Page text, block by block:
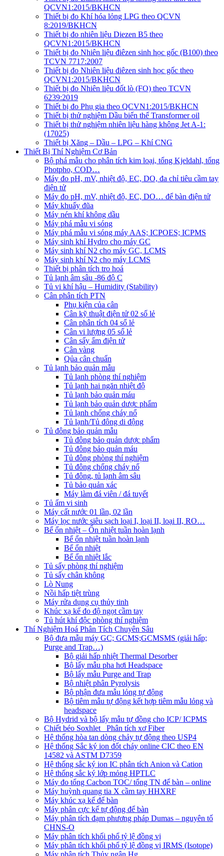
QCVN1:2015/BKHCN
Thiết bị đo Khí hóa lỏng LPG theo QCVN
8:2019/BKHCN
Thiết bị đo nhiên liệu Diezen B5 theo
QCVN1:2015/BKHCN
Thiết bị đo Nhiên liệu điêzen sinh học gốc (B100) theo
TCVN 7717:2007
Thiết bị đo Nhiên liệu điêzen sinh học gốc theo
QCVN1:2015/BKHCN
Thiết bị đo Nhiên liệu đốt lò (FO) theo TCVN
6239:2019
Thiết bị đo Phụ gia theo QCVN1:2015/BKHCN
Thiết bị thử nghiệm Dầu biến thế Transformer oil
Thiết bị thử nghiệm nhiên liệu hàng không Jet A-1:
(17025)
Thiết bị Xăng – Dầu – LPG – Khí CNG
Thiết Bị Thí Nghiệm Cơ Bản
Bộ phá mẫu cho phân tích kim loại, tổng Kjeldahl, tổng
Photpho, COD…
Máy đo pH, mV, nhiệt độ, EC, DO, đa chỉ tiêu cầm tay
điện tử
Máy đo pH, mV, nhiệt độ, EC, DO… để bàn điện tử
Máy khuấy đũa
Máy nén khí không dầu
Máy phá mẫu vi sóng
Máy phá mẫu vi sóng máy AAS; ICPOES; ICPMS
Máy sinh khí Hydro cho máy GC
Máy sinh khí N2 cho máy GC, LCMS
Máy sinh khí N2 cho máy LCMS
Thiết bị phân tích tro hoá
Tủ lạnh âm sâu -86 độ C
Tủ vi khí hậu – Humidity (Stability)
Cân phân tích PTN
Phụ kiện của cân
Cân kỹ thuật điện tử 02 số lẻ
Cân phân tích 04 số lẻ
Cân vi lượng 05 số lẻ
Cân sấy ẩm điện tử
Cân vàng
Qủa cân chuẩn
Tủ lạnh bảo quản mẫu
Tủ lạnh phòng thí nghiệm
Tủ lạnh hai ngăn nhiệt độ
Tủ lạnh bảo quản máu
Tủ lạnh bảo quản dược phẩm
Tủ lạnh chống cháy nổ
Tủ lạnh/Tủ đông di động
Tủ đông bảo quản mẫu
Tủ đông bảo quản dược phẩm
Tủ đông bảo quản máu
Tủ đông phòng thí nghiệm
Tủ đông chống cháy nổ
Tủ đông, tủ lạnh âm sâu
Tủ bảo quản xác
Máy làm đá viên / đá tuyết
Tủ ấm vi sinh
Máy cất nước 01 lần, 02 lần
Máy lọc nước siêu sạch loại I, loại II, loại II, RO…
Bể ổn nhiệt – Ổn nhiệt tuần hoàn lạnh
Bể ổn nhiệt tuần hoàn lạnh
Bể ổn nhiệt
Bể ổn nhiệt lắc
Tủ sấy phòng thí nghiệm
Tủ sấy chân không
Lò Nung
Nồi hấp tiệt trùng
Máy rửa dụng cụ thủy tinh
Khúc xạ kế đo độ ngọt cầm tay
Tủ hút khí độc phòng thí nghiệm
Thí Nghiệm Hoá Phân Tích Chuyên Sâu
Bộ đưa mẫu máy GC; GCMS;GCMSMS (giải hấp;
Purge and Trap…)
Bộ giải hấp nhiệt Thermal Desorber
Bộ lấy mẫu pha hơi Headspace
Bộ lấy mẫu Purge and Trap
Bộ nhiệt phân Pyrolysis
Bộ phận đưa mẫu lỏng tự động
Bộ tiêm mẫu tự động kết hợp tiêm mẫu lỏng và
headspace
Bộ Hydrid và bộ lấy mẫu tự đồng cho ICP/ ICPMS
Chiết béo Soxhlet_ Phân tích xơ Fiber
Hệ thống hòa tan dòng chảy tự động theo USP4
Hệ thống Sắc ký ion đốt cháy online CIC theo EN
14582 và ASTM D7359
Hệ thống sắc ký ion IC phân tích Anion và Cation
Hệ thống sắc ký lớp mỏng HPTLC
Máy đo tổng Cacbon TOC/ tổng TN để bàn – online
Máy huỳnh quang tia X cầm tay HHXRF
Máy khúc xạ kế để bàn
Máy phân cực kế tự động để bàn
Máy phân tích đạm phương pháp Dumas – nguyên tố
CHNS-O
Máy phân tích khối phổ tỷ lệ đồng vị
Máy phân tích khối phổ tỷ lệ đồng vị IRMS (Isotope)
Máy phân tích Thủy ngân Hg